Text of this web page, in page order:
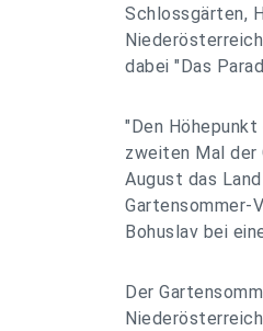
Schlossgärten,
dabei "Das
"Den
zweiten Mal der
August das
Gartensommer-
Bohuslav bei
Der